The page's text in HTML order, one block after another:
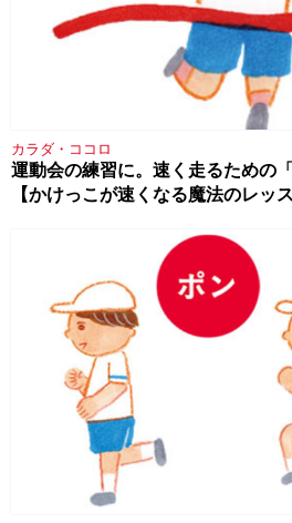
カラダ・ココロ
運動会の練習に。速く走るための
【かけっこが速くなる魔法のレッ